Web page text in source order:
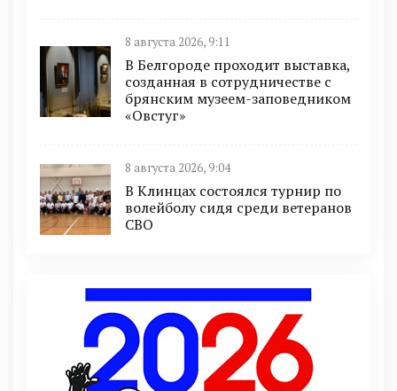
8 августа 2026, 9:11
В Белгороде проходит выставка,
созданная в сотрудничестве с
брянским музеем-заповедником
«Овстуг»
8 августа 2026, 9:04
В Клинцах состоялся турнир по
волейболу сидя среди ветеранов
СВО